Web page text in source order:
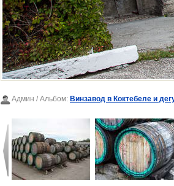
Админ / Альбом: Винзавод в Коктебеле и